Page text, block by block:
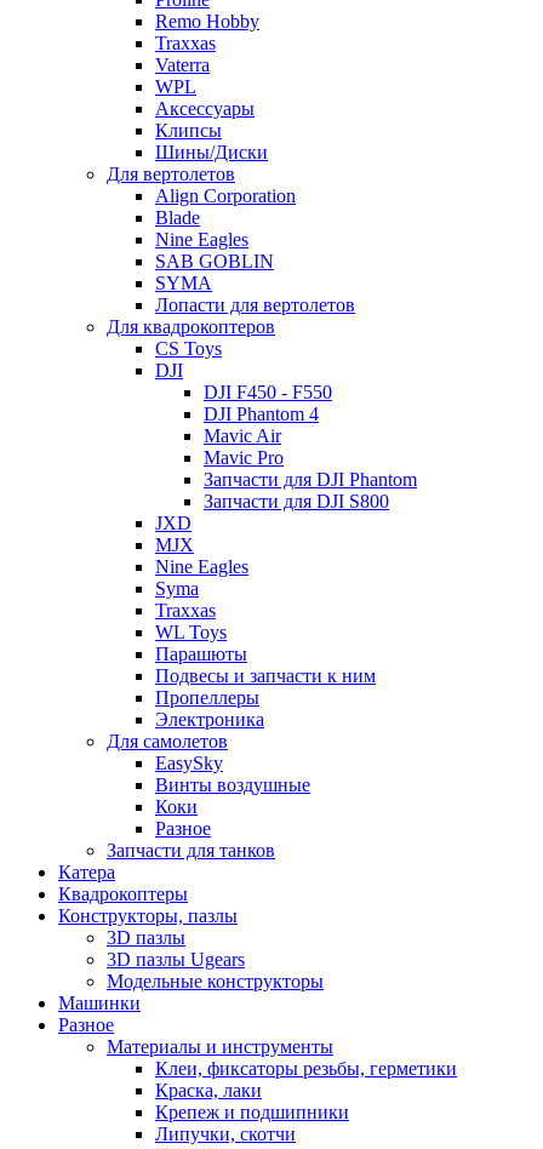
Remo Hobby
Traxxas
Vaterra
WPL
Аксессуары
Клипсы
Шины/Диски
Для вертолетов
Align Corporation
Blade
Nine Eagles
SAB GOBLIN
SYMA
Лопасти для вертолетов
Для квадрокоптеров
CS Toys
DJI
DJI F450 - F550
DJI Phantom 4
Mavic Air
Mavic Pro
Запчасти для DJI Phantom
Запчасти для DJI S800
JXD
MJX
Nine Eagles
Syma
Traxxas
WL Toys
Парашюты
Подвесы и запчасти к ним
Пропеллеры
Электроника
Для самолетов
EasySky
Винты воздушные
Коки
Разное
Запчасти для танков
Катера
Квадрокоптеры
Конструкторы, пазлы
3D пазлы
3D пазлы Ugears
Модельные конструкторы
Машинки
Разное
Материалы и инструменты
Клеи, фиксаторы резьбы, герметики
Краска, лаки
Крепеж и подшипники
Липучки, скотчи